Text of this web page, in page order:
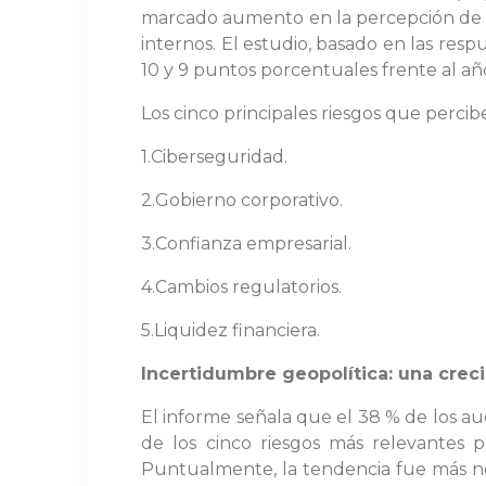
marcado aumento en la percepción
internos. El estudio, basado en las
10 y 9 puntos porcentuales frente al
Los cinco principales riesgos que
1.Ciberseguridad.
2.Gobierno corporativo.
3.Confianza empresarial.
4.Cambios regulatorios.
5.Liquidez financiera.
Incertidumbre geopolítica: una
El informe señala que el 38 % de los
de los cinco riesgos más relevantes
Puntualmente, la tendencia fue más